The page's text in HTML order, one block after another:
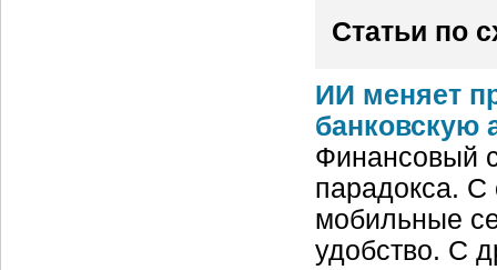
Статьи по
ИИ меняет
банковскую
Финансовый
парадокса. С
мобильные
удобство. С